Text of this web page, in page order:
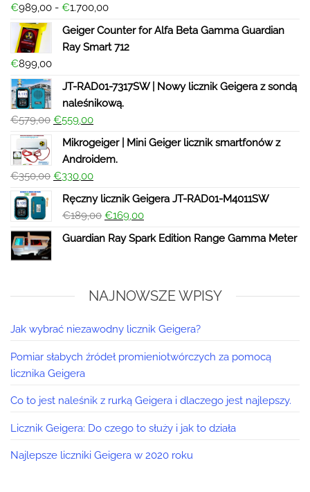
€989,00 - €1.700,00
Geiger Counter for Alfa Beta Gamma Guardian
Ray Smart 712
€899,00
JT-RAD01-7317SW | Nowy licznik Geigera z sondą
naleśnikową.
€579,00 €559,00
Mikrogeiger | Mini Geiger licznik smartfonów z
Androidem.
€350,00 €330,00
Ręczny licznik Geigera JT-RAD01-M4011SW
€189,00 €169,00
Guardian Ray Spark Edition Range Gamma Meter
NAJNOWSZE WPISY
Jak wybrać niezawodny licznik Geigera?
Pomiar słabych źródeł promieniotwórczych za pomocą
licznika Geigera
Co to jest naleśnik z rurką Geigera i dlaczego jest najlepszy.
Licznik Geigera: Do czego to służy i jak to działa
Najlepsze liczniki Geigera w 2020 roku